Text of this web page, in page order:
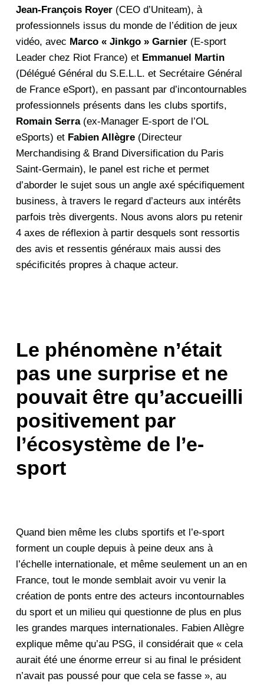
Jean-François Royer (CEO d’Uniteam), à
professionnels issus du monde de l’édition de jeux
vidéo, avec Marco « Jinkgo » Garnier (E-sport
Leader chez Riot France) et Emmanuel Martin
(Délégué Général du S.E.L.L. et Secrétaire Général
de France eSport), en passant par d’incontournables
professionnels présents dans les clubs sportifs,
Romain Serra(ex-Manager E-sport de l’OL
eSports) et Fabien Allègre (Directeur
Merchandising & Brand Diversification du Paris
Saint-Germain), le panel est riche et permet
d’aborder le sujet sous un angle axé spécifiquement
business, à travers le regard d’acteurs aux intérêts
parfois très divergents. Nous avons alors pu retenir
4 axes de réflexion à partir desquels sont ressortis
des avis et ressentis généraux mais aussi des
spécificités propres à chaque acteur.
Le phénomène n’était
pas une surprise et ne
pouvait être qu’accueilli
positivement par
l’écosystème de l’e-
sport
Quand bien même les clubs sportifs et l’e-sport
forment un couple depuis à peine deux ans à
l’échelle internationale, et même seulement un an en
France, tout le monde semblait avoir vu venir la
création de ponts entre des acteurs incontournables
du sport et un milieu qui questionne de plus en plus
les grandes marques internationales. Fabien Allègre
explique même qu’au PSG, il considérait que « cela
aurait été une énorme erreur si au final le président
n’avait pas poussé pour que cela se fasse », au